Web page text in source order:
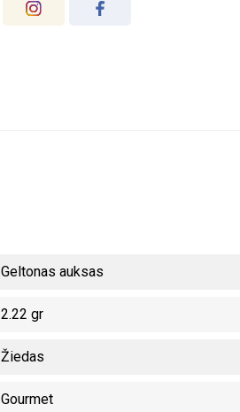
Geltonas auksas
2.22 gr
Žiedas
Gourmet